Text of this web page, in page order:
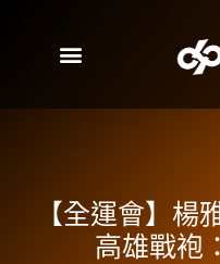
【全運會】楊
高雄戰袍